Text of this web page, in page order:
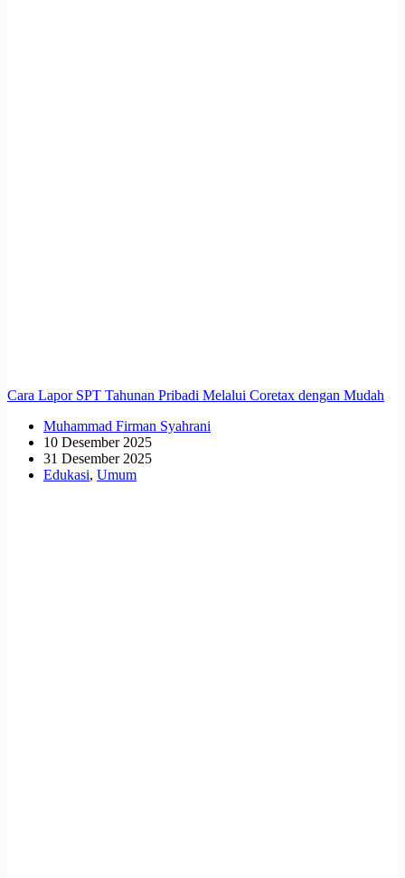
Cara Lapor SPT Tahunan Pribadi Melalui Coretax dengan Mudah
Muhammad Firman Syahrani
10 Desember 2025
31 Desember 2025
Edukasi, Umum